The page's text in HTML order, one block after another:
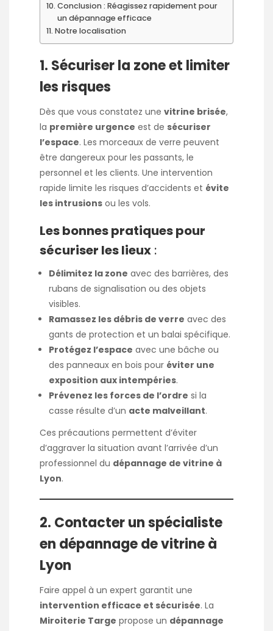
Conclusion : Réagissez rapidement pour
un dépannage efficace
Notre localisation
1. Sécuriser la zone et limiter
les risques
Dès que vous constatez une vitrine brisée,
la première urgence est de sécuriser
l’espace. Les morceaux de verre peuvent
être dangereux pour les passants, le
personnel et les clients. Une intervention
rapide limite les risques d’accidents et évite
les intrusions ou les vols.
Les bonnes pratiques pour
sécuriser les lieux :
Délimitez la zone avec des barrières, des
rubans de signalisation ou des objets
visibles.
Ramassez les débris de verre avec des
gants de protection et un balai spécifique.
Protégez l’espace avec une bâche ou
des panneaux en bois pour éviter une
exposition aux intempéries.
Prévenez les forces de l’ordre si la
casse résulte d’un acte malveillant.
Ces précautions permettent d’éviter
d’aggraver la situation avant l’arrivée d’un
professionnel du dépannage de vitrine à
Lyon.
2. Contacter un spécialiste
en dépannage de vitrine à
Lyon
Faire appel à un expert garantit une
intervention efficace et sécurisée. La
Miroiterie Targe propose un dépannage